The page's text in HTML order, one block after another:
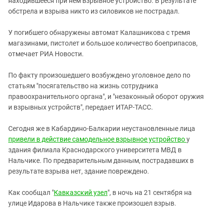
Чечня
Южная Осетия
Южный Кавказ
обстрела и взрыва никто из силовиков не пострадал.
У погибшего обнаружены автомат Калашникова с тремя
магазинами, пистолет и большое количество боеприпасов,
отмечает РИА Новости.
По факту произошедшего возбуждено уголовное дело по
статьям "посягательство на жизнь сотрудника
правоохранительного органа", и "незаконный оборот оружия
и взрывных устройств", передает ИТАР-ТАСС.
Сегодня же в Кабардино-Балкарии неустановленные лица
привели в действие самодельное взрывное устройствоу
здания филиала Краснодарского университета МВД в
Нальчике. По предварительным данным, пострадавших в
результате взрыва нет, здание повреждено.
Как сообщал "Кавказский узел", в ночь на 21 сентября на
улице Идарова в Нальчике также произошел взрыв.